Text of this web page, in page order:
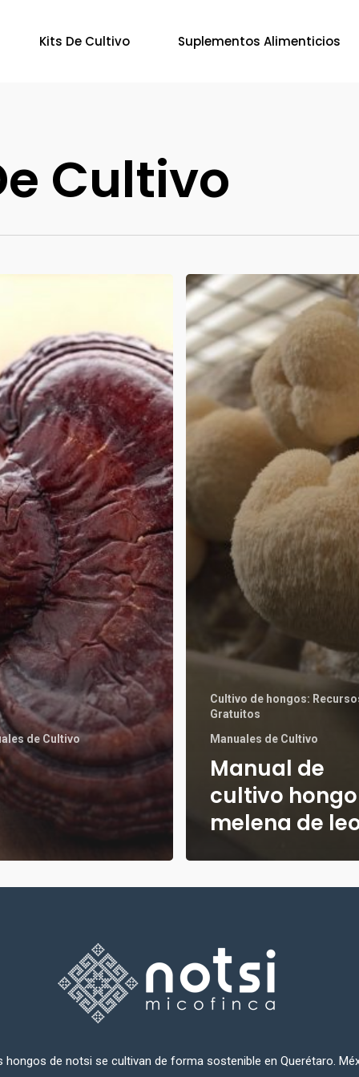
Kits De Cultivo Suplementos Alimenticios
Cultivo
de Cultivo
Manual
de
cultivo
hongo
melena
de
Cultivo de hongos:
Gratuitos
Manuales de Cultivo
Manual de
cultivo hongo
melena de
hongos de notsi se cultivan de forma sostenible en Querétaro.